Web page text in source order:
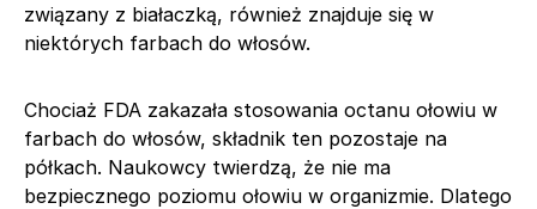
związany z białaczką, również znajduje się w
niektórych farbach do włosów.
Chociaż FDA zakazała stosowania octanu ołowiu w
farbach do włosów, składnik ten pozostaje na
półkach. Naukowcy twierdzą, że nie ma
bezpiecznego poziomu ołowiu w organizmie. Dlatego